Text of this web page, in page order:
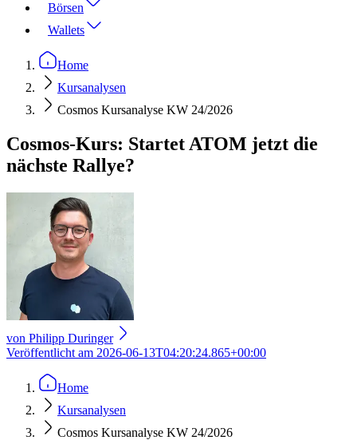
Börsen
Wallets
Home
Kursanalysen
Cosmos Kursanalyse KW 24/2026
Cosmos-Kurs: Startet ATOM jetzt die
nächste Rallye?
von Philipp Duringer
Veröffentlicht am 2026-06-13T04:20:24.865+00:00
Home
Kursanalysen
Cosmos Kursanalyse KW 24/2026